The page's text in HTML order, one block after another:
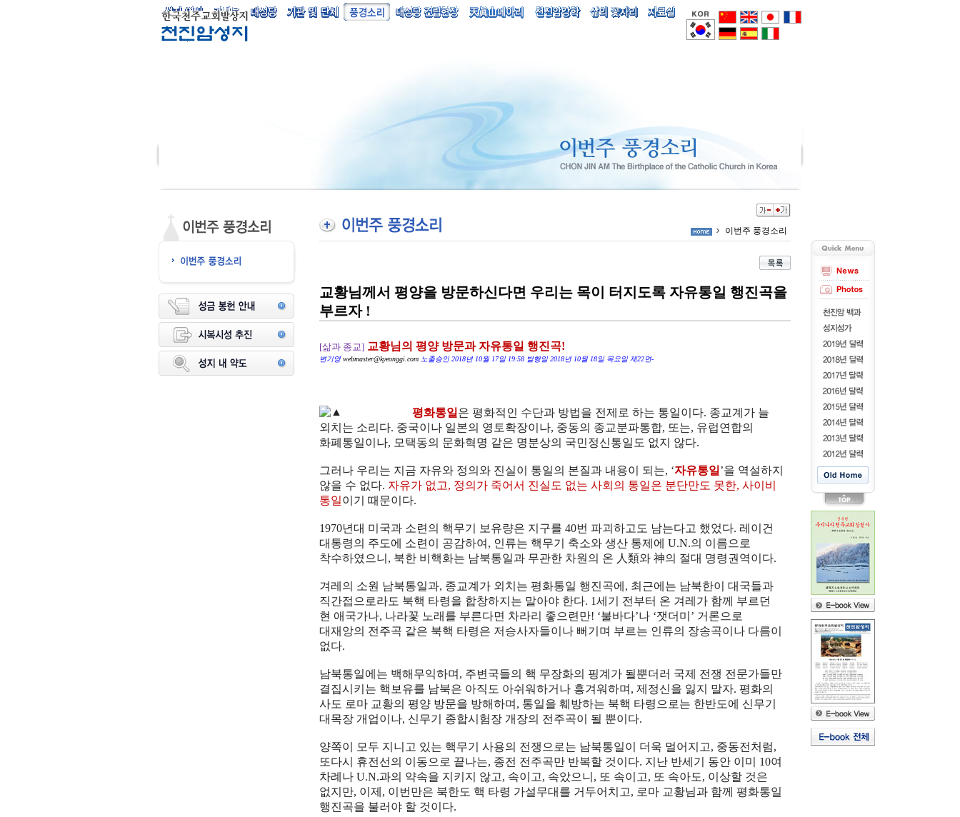
이번주 풍경소리
교황님께서 평양을 방문하신다면 우리는 목이 터지도록 자유통일 행진곡을
부르자 !
[삶과 종교] 교황님의 평양 방문과 자유통일 행진곡!
변기영webmaster@kyeonggi.com 노출승인 2018년 10월 17일 19:58 발행일 2018년 10월 18일 목요일 제22면-
평화통일 은 평화적인 수단과 방법을 전제로 하는 통일이다. 종교계가 늘
외치는 소리다. 중국이나 일본의 영토확장이나, 중동의 종교분파통합, 또는, 유럽연합의
화폐통일이나, 모택동의 문화혁명 같은 명분상의 국민정신통일도 없지 않다.
그러나 우리는 지금 자유와 정의와 진실이 통일의 본질과 내용이 되는, ‘자유통일 ’을 역설하지
않을 수 없다. 자유가 없고, 정의가 죽어서 진실도 없는 사회의 통일은 분단만도 못한, 사이비
통일이기 때문이다.
1970년대 미국과 소련의 핵무기 보유량은 지구를 40번 파괴하고도 남는다고 했었다. 레이건
대통령의 주도에 소련이 공감하여, 인류는 핵무기 축소와 생산 통제에 U.N.의 이름으로
착수하였으니, 북한 비핵화는 남북통일과 무관한 차원의 온 人類와 神의 절대 명령권역이다.
겨레의 소원 남북통일과, 종교계가 외치는 평화통일 행진곡에, 최근에는 남북한이 대국들과
직간접으로라도 북핵 타령을 합창하지는 말아야 한다. 1세기 전부터 온 겨레가 함께 부르던
현 애국가나, 나라꽃 노래를 부른다면 차라리 좋으련만! ‘불바다’나 ‘잿더미’ 거론으로
대재앙의 전주곡 같은 북핵 타령은 저승사자들이나 뻐기며 부르는 인류의 장송곡이나 다름이
없다.
남북통일에는 백해무익하며, 주변국들의 핵 무장화의 핑계가 될뿐더러 국제 전쟁 전문가들만
결집시키는 핵보유를 남북은 아직도 아쉬워하거나 흥겨워하며, 제정신을 잃지 말자. 평화의
사도 로마 교황의 평양 방문을 방해하며, 통일을 훼방하는 북핵 타령으로는 한반도에 신무기
대목장 개업이나, 신무기 종합시험장 개장의 전주곡이 될 뿐이다.
양쪽이 모두 지니고 있는 핵무기 사용의 전쟁으로는 남북통일이 더욱 멀어지고, 중동전처럼,
또다시 휴전선의 이동으로 끝나는, 종전 전주곡만 반복할 것이다. 지난 반세기 동안 이미 10여
차례나 U.N.과의 약속을 지키지 않고, 속이고, 속았으니, 또 속이고, 또 속아도, 이상할 것은
없지만, 이제, 이번만은 북한도 핵 타령 가설무대를 거두어치고, 로마 교황님과 함께 평화통일
행진곡을 불러야 할 것이다.